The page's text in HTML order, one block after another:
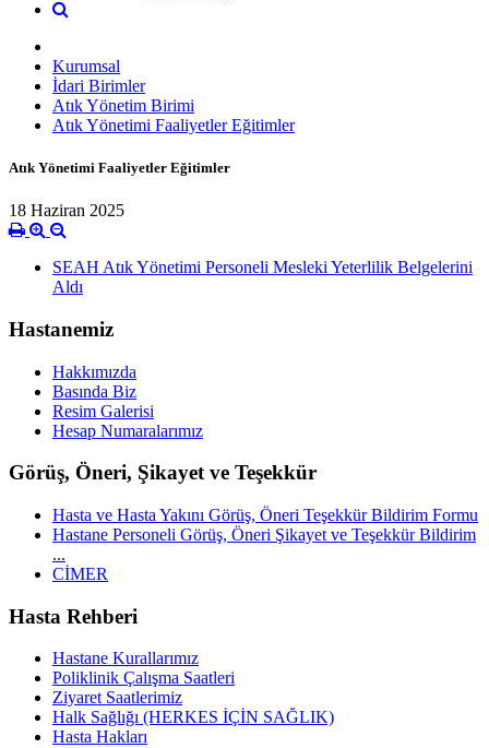
Kurumsal
İdari Birimler
Atık Yönetim Birimi
Atık Yönetimi Faaliyetler Eğitimler
Atık Yönetimi Faaliyetler Eğitimler
18 Haziran 2025
SEAH Atık Yönetimi Personeli Mesleki Yeterlilik Belgelerini
Aldı
Hastanemiz
Hakkımızda
Basında Biz
Resim Galerisi
Hesap Numaralarımız
Görüş, Öneri, Şikayet ve Teşekkür
Hasta ve Hasta Yakını Görüş, Öneri Teşekkür Bildirim Formu
Hastane Personeli Görüş, Öneri Şikayet ve Teşekkür Bildirim
...
CİMER
Hasta Rehberi
Hastane Kurallarımız
Poliklinik Çalışma Saatleri
Ziyaret Saatlerimiz
Halk Sağlığı (HERKES İÇİN SAĞLIK)
Hasta Hakları